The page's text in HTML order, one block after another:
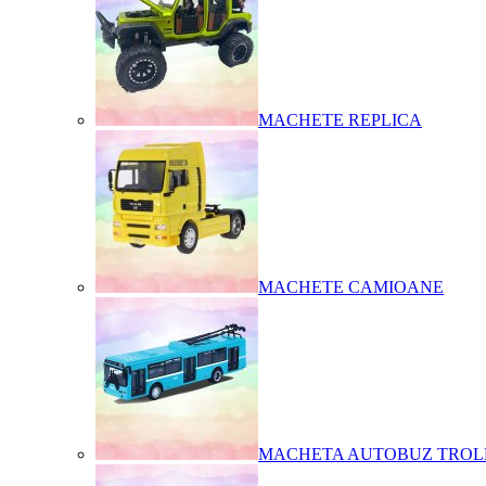
MACHETE REPLICA
MACHETE CAMIOANE
MACHETA AUTOBUZ